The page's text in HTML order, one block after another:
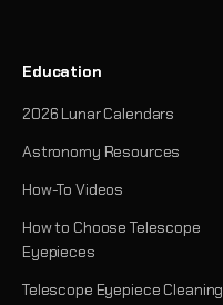
Education
2026 Lunar Calendars
Astronomy Resources
How-To Videos
How to Choose Telescope
Eyepieces
Telescope Eyepiece Cleaning